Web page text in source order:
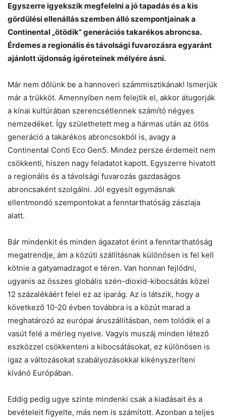
Egyszerre igyekszik megfelelni a jó tapadás és a kis
gördülési ellenállás szemben álló szempontjainak a
Continental „ötödik” generációs takarékos abroncsa.
Érdemes a regionális és távolsági fuvarozásra egyaránt
ajánlott újdonság ígéreteinek mélyére ásni.
Már nem dőlünk be a hannoveri számmisztikának! Ismerjük
már a trükköt. Amennyiben nem felejtik el, akkor átugorják
a kínai kultúrában szerencsétlennek számító négyes
nemzedéket. Így születhetett meg a hármas után az ötös
generáció a takarékos abroncsokból is, avagy a
Continental Conti Eco Gen5. Mindez persze érdemeit nem
csökkenti, hiszen nagy feladatot kapott. Egyszerre hivatott
a regionális és a távolsági fuvarozás gazdaságos
abroncsaként szolgálni. Jól egyesít egymásnak
ellentmondó szempontokat a fenntarthatóság zászlaja
alatt.
Bár mindenkit és minden ágazatot érint a fenntarthatóság
megatrendje, ám a közúti szállításnak különösen is fel kell
kötnie a gatyamadzagot e téren. Van honnan fejlődni,
ugyanis az összes globális szén-dioxid-kibocsátás közel
12 százalékáért felel ez az iparág. Az is látszik, hogy a
következő 10-20 évben továbbra is a közút marad a
meghatározó az európai áruszállításban, nem tolódik el a
vasút felé a mérleg nyelve. Vagyis muszáj minden létező
eszközzel csökkenteni a kibocsátásokat, ez különösen is
igaz a változásokat szabályozásokkal kikényszeríteni
kívánó Európában.
Eddig pedig ugye szinte mindenki csak a kiadásait és a
bevételeit figyelte, más nem is számított. Azonban a teljes